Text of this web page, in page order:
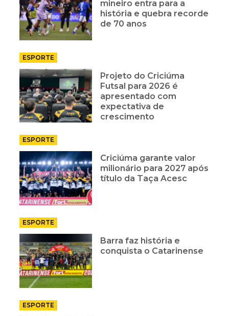
mineiro entra para a
história e quebra recorde
de 70 anos
ESPORTE
Projeto do Criciúma
Futsal para 2026 é
apresentado com
expectativa de
crescimento
ESPORTE
Criciúma garante valor
milionário para 2027 após
título da Taça Acesc
ESPORTE
Barra faz história e
conquista o Catarinense
ESPORTE